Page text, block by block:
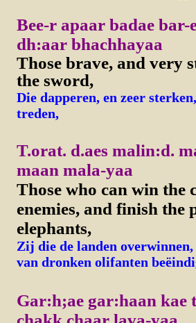
Bee-r apaar badae bar-
dh:aar bhachhayaa
Those brave, and very
the sword,
Die dapperen, en zeer
treden,
T.orat. d.aes malin:d.
maan mala-yaa
Those who can win the
enemies, and finish the
elephants,
Zij die de landen
van dronken olifanten
Gar:h;ae gar:haan kae